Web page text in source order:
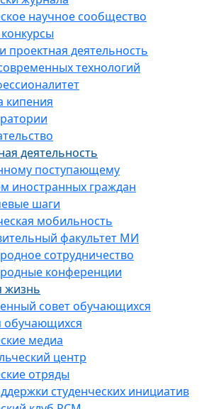
научное сообщество
проектная деятельность
технологий
кипения
деятельность
поступающему
иностранных граждан
шаги
мобильность
факультет МИ
сотрудничество
конференции
жизнь
совет обучающихся
медиа
центр
отряды
студенческих инициатив